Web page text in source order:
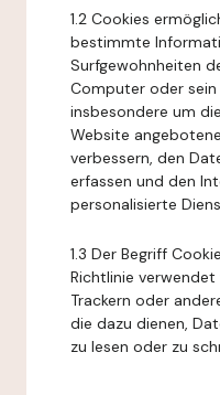
1.2 Cookies
bestimmte
Surfgewohnheiten
Computer oder
insbesondere um
Website
verbessern, den
erfassen und den
personalisierte
1.3 Der Begriff
Richtlinie
Trackern oder
die dazu dienen,
zu lesen oder zu